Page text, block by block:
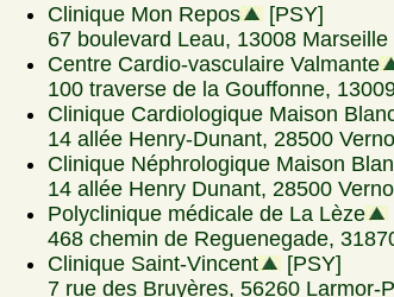
Clinique Mon Repos
[PSY]
67 boulevard Leau, 13008 Marseille
Centre Cardio-vasculaire Valmante
100 traverse de la Gouffonne,
Clinique Cardiologique Maison
14 allée Henry-Dunant, 28500
Clinique Néphrologique Maison
14 allée Henry Dunant, 28500
Polyclinique médicale de La Lèze
468 chemin de Reguenegade,
Clinique Saint-Vincent
[PSY]
7 rue des Bruyères, 56260 Larmor-